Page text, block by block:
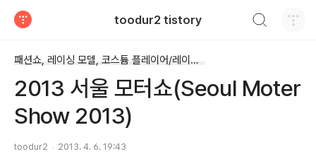
toodur2 tistory
패션쇼, 레이싱 모델, 코스튬 플레이어/레이싱모델(코스튬 플레이어 등..)
2013 서울 모터쇼(Seoul Moter
Show 2013)
toodur2 2013. 4. 6. 19:43